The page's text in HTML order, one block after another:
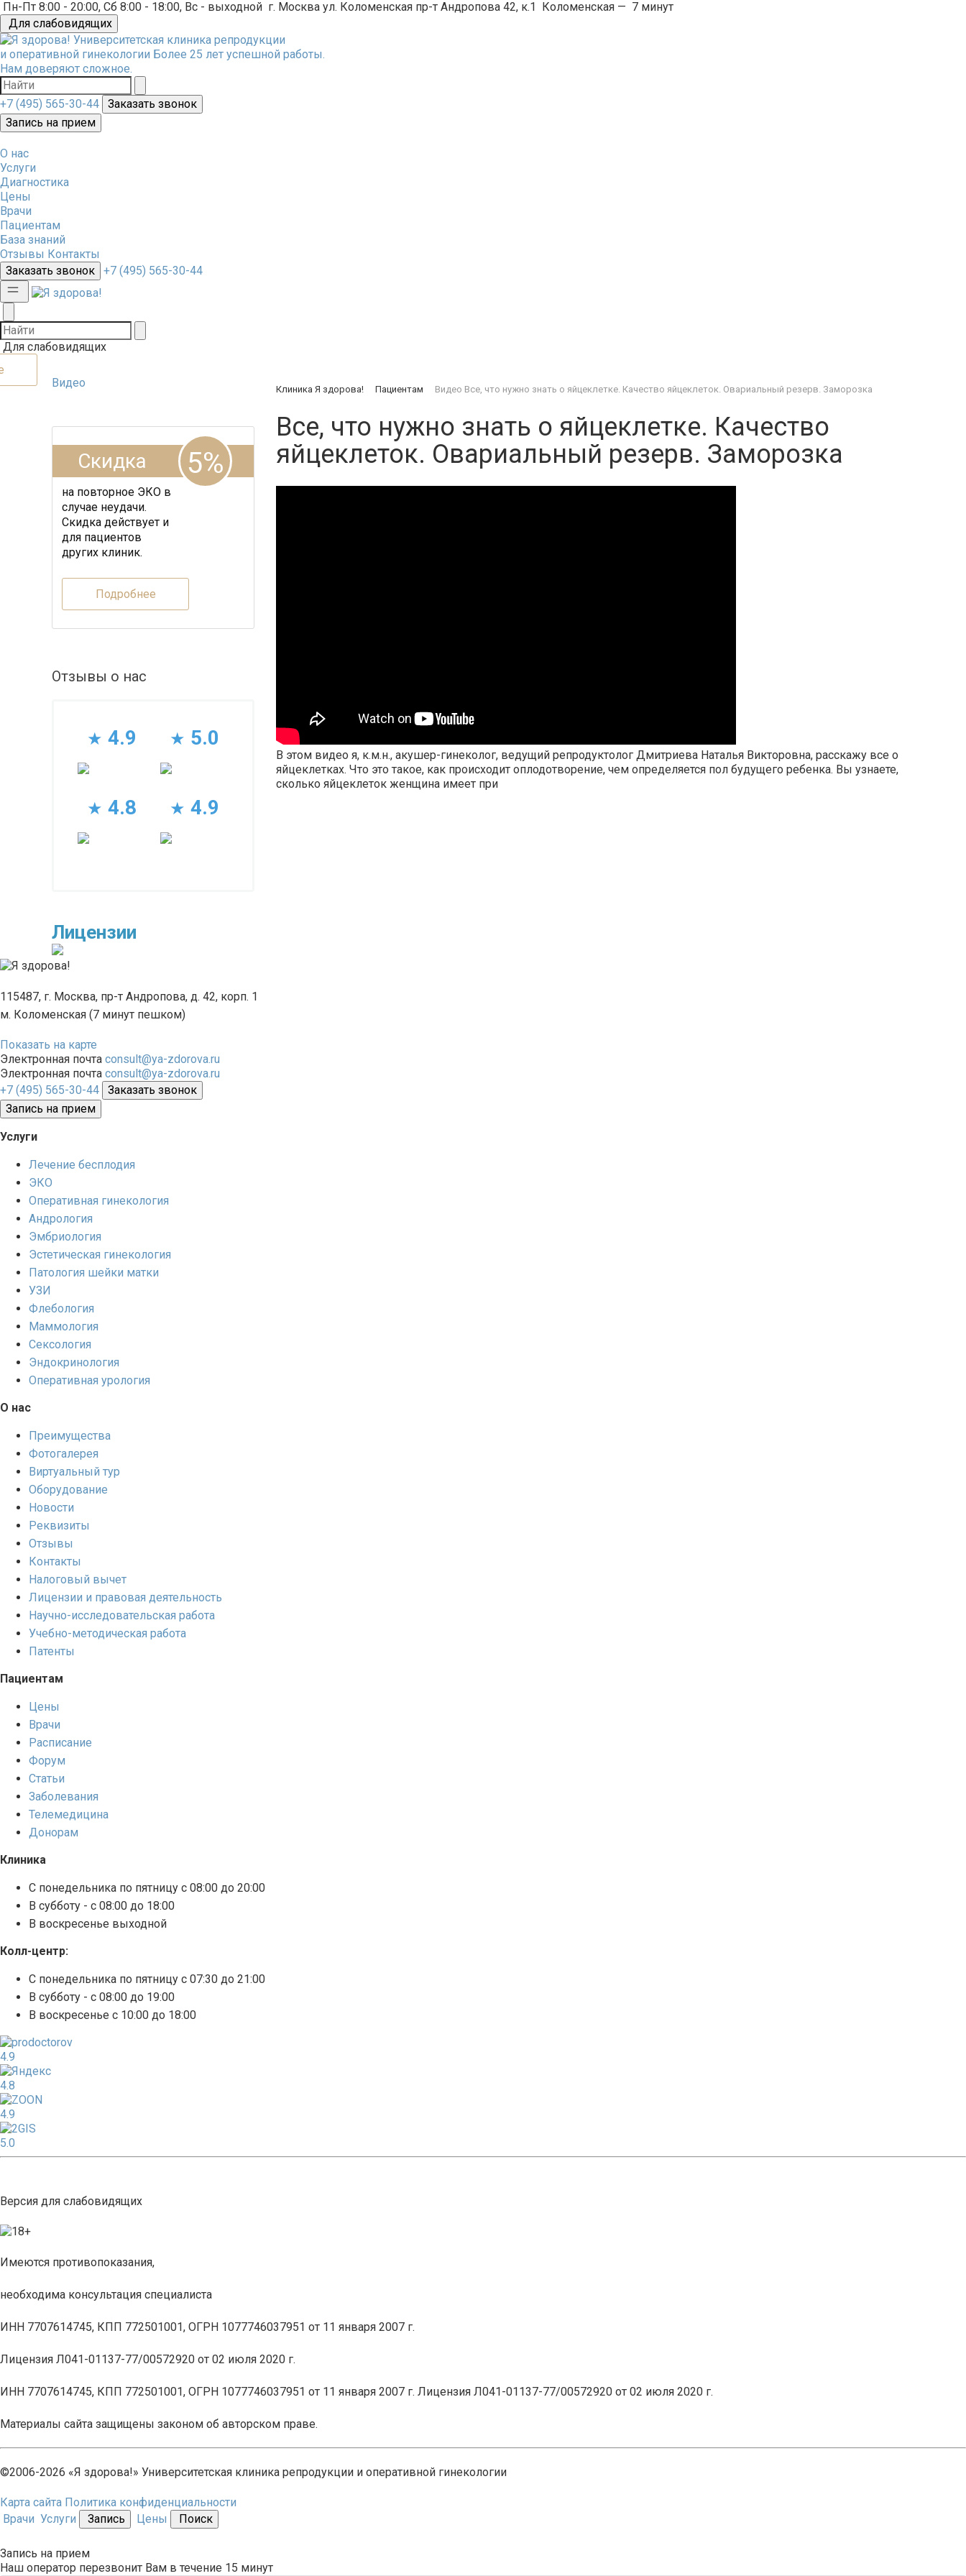
Пн-Пт 8:00 - 20:00, Сб 8:00 - 18:00, Вс - выходной г. Москва ул. Коломенская пр-т Андропова 42, к.1 Коломенская — 7 минут
Для слабовидящих
Университетская клиника репродукции
и оперативной гинекологии Более 25 лет успешной работы.
Нам доверяют сложное.
+7 (495) 565-30-44
Заказать звонок
Запись на прием
О нас
Услуги
Диагностика
Цены
Врачи
Пациентам
База знаний
Отзывы Контакты
Заказать звонок
+7 (495) 565-30-44
Для слабовидящих
Видео
Скидка 5%
на повторное ЭКО в
случае неудачи.
Скидка действует и
для пациентов
других клиник.
Подробнее
Отзывы о нас
★ 4.9 ★ 5.0
★ 4.8 ★ 4.9
Клиника Я здорова! Пациентам Видео Все, что нужно знать о яйцеклетке. Качество яйцеклеток. Овариальный резерв. Заморозка
Все, что нужно знать о яйцеклетке. Качество
яйцеклеток. Овариальный резерв. Заморозка
В этом видео я, к.м.н., акушер-гинеколог, ведущий репродуктолог Дмитриева Наталья Викторовна, расскажу все о
яйцеклетках. Что это такое, как происходит оплодотворение, чем определяется пол будущего ребенка. Вы узнаете,
сколько яйцеклеток женщина имеет при
Лицензии
115487, г. Москва, пр-т Андропова, д. 42, корп. 1
м. Коломенская (7 минут пешком)
Показать на карте
Электронная почта consult@ya-zdorova.ru
Электронная почта consult@ya-zdorova.ru
+7 (495) 565-30-44
Заказать звонок
Запись на прием
Услуги
Лечение бесплодия
ЭКО
Оперативная гинекология
Андрология
Эмбриология
Эстетическая гинекология
Патология шейки матки
УЗИ
Флебология
Маммология
Сексология
Эндокринология
Оперативная урология
О нас
Преимущества
Фотогалерея
Виртуальный тур
Оборудование
Новости
Реквизиты
Отзывы
Контакты
Налоговый вычет
Лицензии и правовая деятельность
Научно-исследовательская работа
Учебно-методическая работа
Патенты
Пациентам
Цены
Врачи
Расписание
Форум
Статьи
Заболевания
Телемедицина
Донорам
Клиника
С понедельника по пятницу с 08:00 до 20:00
В субботу - с 08:00 до 18:00
В воскресенье выходной
Колл-центр:
С понедельника по пятницу с 07:30 до 21:00
В субботу - с 08:00 до 19:00
В воскресенье с 10:00 до 18:00
4.9
4.8
4.9
5.0
Версия для слабовидящих
Имеются противопоказания,
необходима консультация специалиста
ИНН 7707614745, КПП 772501001, ОГРН 1077746037951 от 11 января 2007 г.
Лицензия Л041-01137-77/00572920 от 02 июля 2020 г.
ИНН 7707614745, КПП 772501001, ОГРН 1077746037951 от 11 января 2007 г. Лицензия Л041-01137-77/00572920 от 02 июля 2020 г.
Материалы сайта защищены законом об авторском праве.
©2006-2026 «Я здорова!» Университетская клиника репродукции и оперативной гинекологии
Карта сайта Политика конфиденциальности
Врачи Услуги Запись Цены Поиск
Запись на прием
Наш оператор перезвонит Вам в течение 15 минут